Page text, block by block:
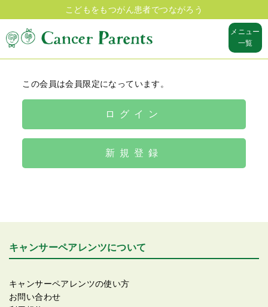
こどもをもつがん患者でつながろう
メニュー
一覧
この会員は会員限定になっています。
ログイン
新規登録
キャンサーペアレンツについて
キャンサーペアレンツの使い方
お問い合わせ